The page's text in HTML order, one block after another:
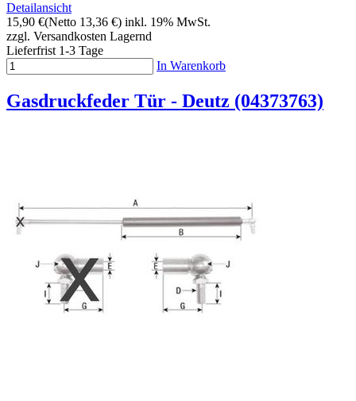
Detailansicht
15,90 €(Netto 13,36 €) inkl. 19% MwSt.
zzgl. Versandkosten Lagernd
Lieferfrist 1-3 Tage
In Warenkorb
Gasdruckfeder Tür - Deutz (04373763)